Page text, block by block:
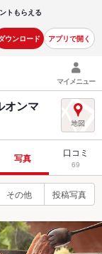
トもらえる
ウンロード アプリで開く
マイメニュー
オンマ
写真 口コミ
69
その他 投稿写真